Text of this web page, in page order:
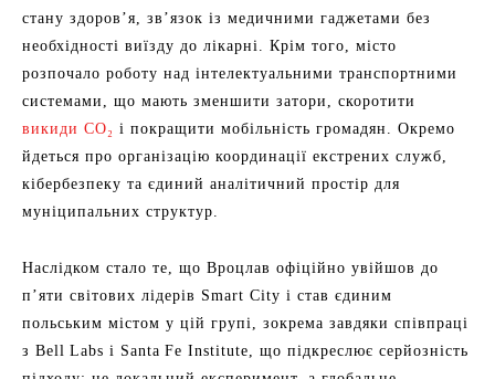
стану здоров’я, зв’язок із медичними гаджетами без
необхідності виїзду до лікарні. Крім того, місто
розпочало роботу над інтелектуальними транспортними
системами, що мають зменшити затори, скоротити
викиди CO₂ і покращити мобільність громадян. Окремо
йдеться про організацію координації екстрених служб,
кібербезпеку та єдиний аналітичний простір для
муніципальних структур.
Наслідком стало те, що Вроцлав офіційно увійшов до
п’яти світових лідерів Smart City і став єдиним
польським містом у цій групі, зокрема завдяки співпраці
з Bell Labs і Santa Fe Institute, що підкреслює серйозність